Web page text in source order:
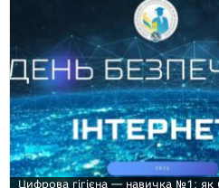
Цифрова гігієна — навичка №1: як